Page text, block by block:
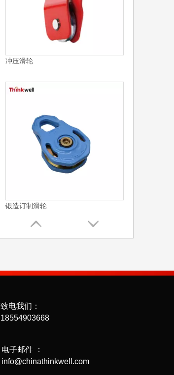
致电我们：
18554903668
电子邮件 ：
info@chinathinkwell.com